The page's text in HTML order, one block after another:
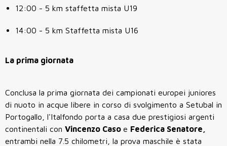
12:00 - 5 km staffetta mista U19
14:00 - 5 km Staffetta mista U16
La prima giornata
Conclusa la prima giornata dei campionati europei juniores
di nuoto in acque libere in corso di svolgimento a Setubal in
Portogallo, l'Italfondo porta a casa due prestigiosi argenti
continentali con Vincenzo Caso e Federica Senatore,
entrambi nella 7.5 chilometri, la prova maschile è stata